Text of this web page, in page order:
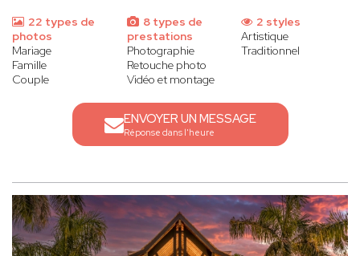
22 types de
photos
Mariage
Famille
Couple
8 types de
prestations
Photographie
Retouche photo
Vidéo et montage
2 styles
Artistique
Traditionnel
ENVOYER UN MESSAGE
Réponse dans l'heure